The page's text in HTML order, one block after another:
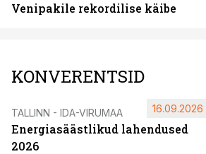
Venipakile rekordilise käibe
KONVERENTSID
TALLINN - IDA-VIRUMAA
Energiasäästlikud lahendused
2026
16.09.2026